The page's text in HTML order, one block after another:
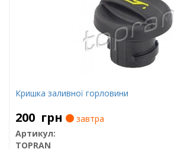
Кришка заливної горловини
200 грн
завтра
Артикул:
TOPRAN